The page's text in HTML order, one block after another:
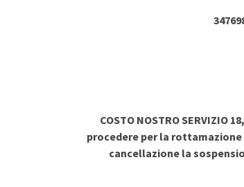
COSTO NOSTRO
procedere per la
cancellazione la